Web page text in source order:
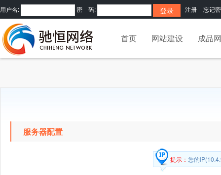
用户名: 密 码: 注册 忘记
首页 网站建设 成品
服务器配置
提示： 您的